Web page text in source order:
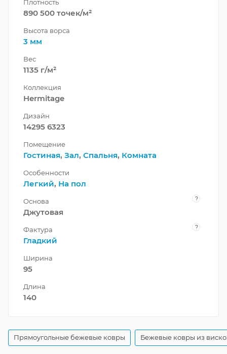
Плотность
890 500 точек/м²
Высота ворса
3 мм
Вес
1135 г/м²
Коллекция
Hermitage
Дизайн
14295 6323
Помещение
Гостиная, Зал, Спальня, Комната
Особенности
Легкий, На пол
Основа ?
Джутовая
Фактура ?
Гладкий
Ширина
95
Длина
140
Прямоугольные бежевые ковры Бежевые ковры из